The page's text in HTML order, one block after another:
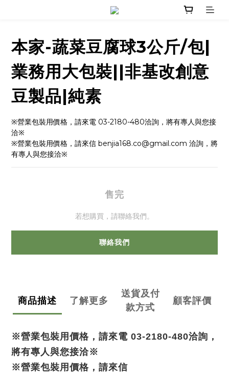
本家-蔬菜豆腐球3公斤/包|
業務用大包裝||非基改創意
豆製品|純素
※營業包裝用價格，請來電 03-2180-480洽詢，將有專人與您接
洽※
※營業包裝用價格，請來信 benjia168.co@gmail.com 洽詢，將
有專人與您接洽※
售完
若想購買，請聯絡我們。
聯絡我們
商品描述 了解更多
送貨及付
款方式
顧客評價
※營業包裝用價格，請來電 03-2180-480洽詢，
將有專人與您接洽※
※營業包裝用價格，請來信